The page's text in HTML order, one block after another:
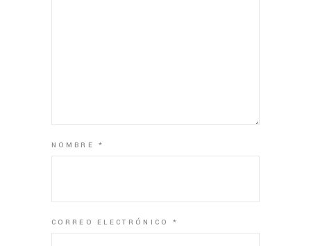
NOMBRE*
CORREO ELECTRÓNICO *